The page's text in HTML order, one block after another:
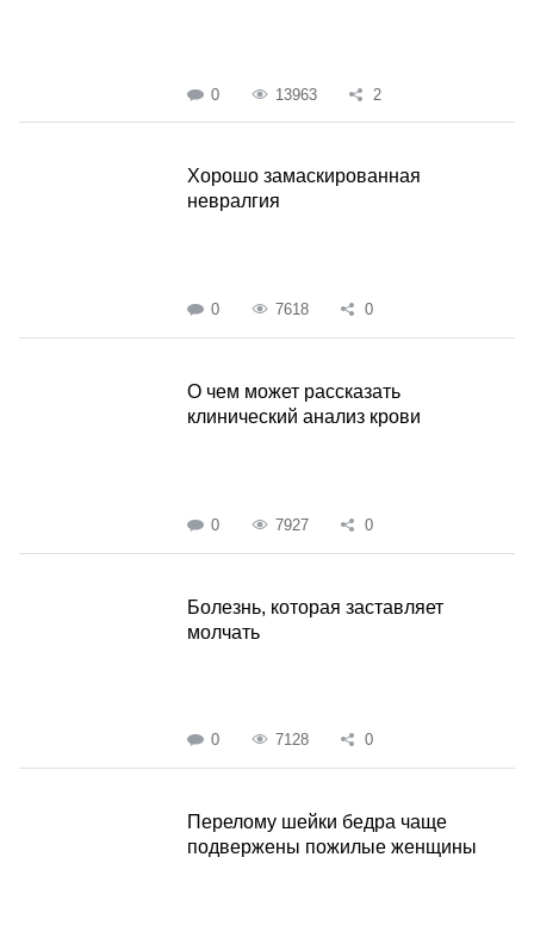
0 13963 2
Хорошо замаскированная
невралгия
0 7618 0
О чем может рассказать
клинический анализ крови
0 7927 0
Болезнь, которая заставляет
молчать
0 7128 0
Перелому шейки бедра чаще
подвержены пожилые женщины